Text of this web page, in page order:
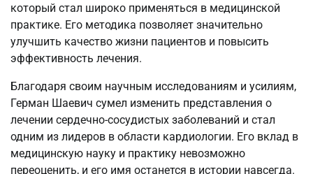
который стал широко применяться в медицинской
практике. Его методика позволяет значительно
улучшить качество жизни пациентов и повысить
эффективность лечения.
Благодаря своим научным исследованиям и усилиям,
Герман Шаевич сумел изменить представления о
лечении сердечно-сосудистых заболеваний и стал
одним из лидеров в области кардиологии. Его вклад в
медицинскую науку и практику невозможно
переоценить, и его имя останется в истории навсегда.